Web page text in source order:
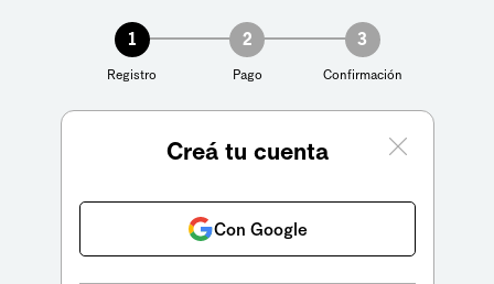
1
Registro
2
Pago
3
Confirmación
Creá tu cuenta
Con Google